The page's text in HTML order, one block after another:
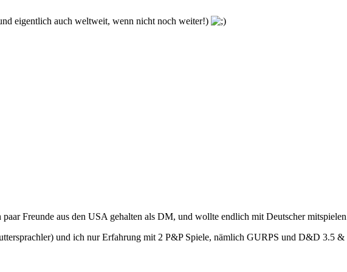
eigentlich auch weltweit, wenn nicht noch weiter!)
Freunde aus den USA gehalten als DM, und wollte endlich mit Deutscher
und ich nur Erfahrung mit 2 P&P Spiele, nämlich GURPS und D&D 3.5 &